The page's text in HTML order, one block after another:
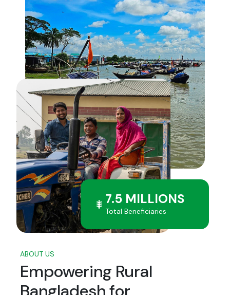
7.5 MILLIONS
Total Beneficiaries
ABOUT US
Empowering Rural